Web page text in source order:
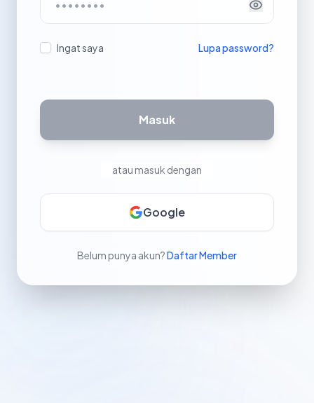
Ingat saya Lupa password?
Masuk
atau masuk dengan
Google
Belum punya akun?Daftar Member